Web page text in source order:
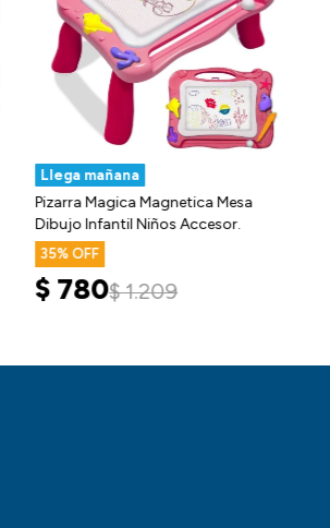
Llega mañana
Pizarra Magica Magnetica Mesa
Dibujo Infantil Niños Accesor.
35
$ 780$ 1.209